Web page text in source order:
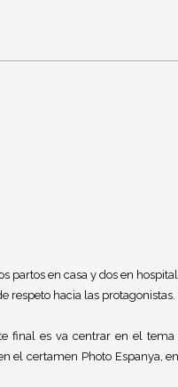
partos en casa y dos en
respeto hacia las protagonistas.
final es va centrar en el tema
el certamen Photo Espanya,